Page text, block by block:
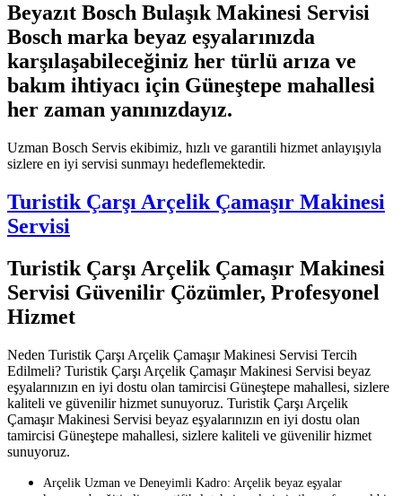
Beyazıt Bosch Bulaşık Makinesi Servisi
Bosch marka beyaz eşyalarınızda
karşılaşabileceğiniz her türlü arıza ve
bakım ihtiyacı için Güneştepe mahallesi
her zaman yanınızdayız.
Uzman Bosch Servis ekibimiz, hızlı ve garantili hizmet anlayışıyla
sizlere en iyi servisi sunmayı hedeflemektedir.
Turistik Çarşı Arçelik Çamaşır Makinesi
Servisi
Turistik Çarşı Arçelik Çamaşır Makinesi
Servisi Güvenilir Çözümler, Profesyonel
Hizmet
Neden Turistik Çarşı Arçelik Çamaşır Makinesi Servisi Tercih
Edilmeli? Turistik Çarşı Arçelik Çamaşır Makinesi Servisi beyaz
eşyalarınızın en iyi dostu olan tamircisi Güneştepe mahallesi, sizlere
kaliteli ve güvenilir hizmet sunuyoruz. Turistik Çarşı Arçelik
Çamaşır Makinesi Servisi beyaz eşyalarınızın en iyi dostu olan
tamircisi Güneştepe mahallesi, sizlere kaliteli ve güvenilir hizmet
sunuyoruz.
Arçelik Uzman ve Deneyimli Kadro: Arçelik beyaz eşyalar